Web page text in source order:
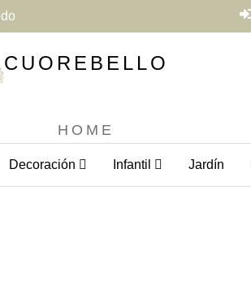
HOME
CUOREBELLO
Decoración Infantil Jardín